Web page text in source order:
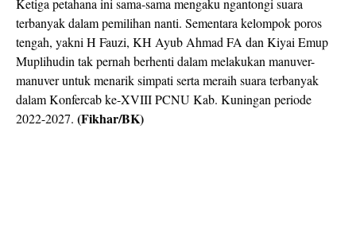
Ketiga petahana ini sama-sama mengaku ngantongi suara
terbanyak dalam pemilihan nanti. Sementara kelompok poros
tengah, yakni H Fauzi, KH Ayub Ahmad FA dan Kiyai Emup
Muplihudin tak pernah berhenti dalam melakukan manuver-
manuver untuk menarik simpati serta meraih suara terbanyak
dalam Konfercab ke-XVIII PCNU Kab. Kuningan periode
2022-2027. (Fikhar/BK)